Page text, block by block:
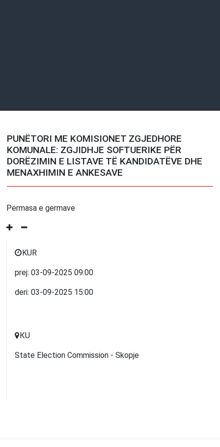
PUNËTORI ME KOMISIONET ZGJEDHORE
KOMUNALE: ZGJIDHJE SOFTUERIKE PËR
DORËZIMIN E LISTAVE TË KANDIDATËVE DHE
MENAXHIMIN E ANKESAVE
Përmasa e germave
KUR
prej:03-09-202509:00
deri:03-09-2025 15:00
КU
State Election Commission - Skopje